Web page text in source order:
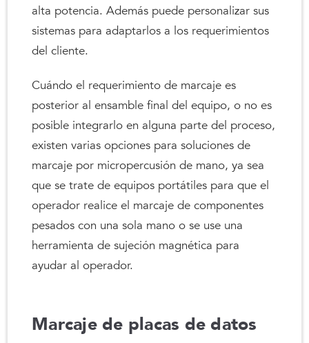
alta potencia. Además puede personalizar sus
sistemas para adaptarlos a los requerimientos
del cliente.
Cuándo el requerimiento de marcaje es
posterior al ensamble final del equipo, o no es
posible integrarlo en alguna parte del proceso,
existen varias opciones para soluciones de
marcaje por micropercusión de mano, ya sea
que se trate de equipos portátiles para que el
operador realice el marcaje de componentes
pesados con una sola mano o se use una
herramienta de sujeción magnética para
ayudar al operador.
Marcaje de placas de datos